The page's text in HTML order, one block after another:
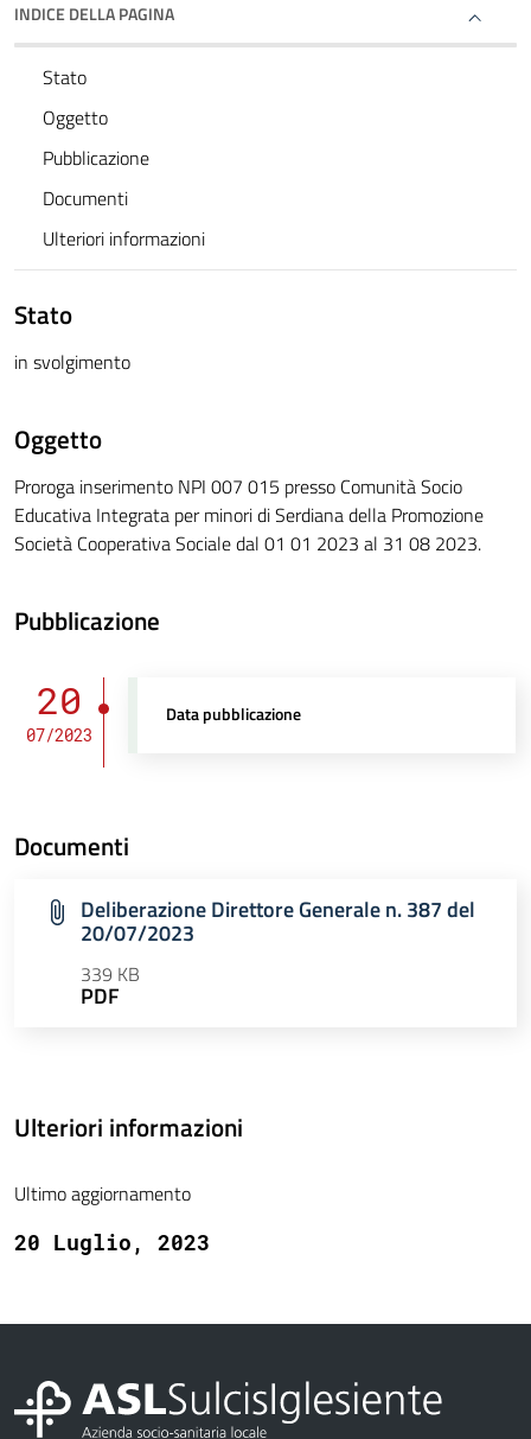
INDICE DELLA PAGINA
Stato
Oggetto
Pubblicazione
Documenti
Ulteriori informazioni
Stato
in svolgimento
Oggetto
Proroga inserimento NPI 007 015 presso Comunità Socio
Educativa Integrata per minori di Serdiana della Promozione
Società Cooperativa Sociale dal 01 01 2023 al 31 08 2023.
Pubblicazione
20
07/2023
Data pubblicazione
Documenti
Deliberazione Direttore Generale n. 387 del
20/07/2023
339 KB
PDF
Ulteriori informazioni
Ultimo aggiornamento
20 Luglio, 2023